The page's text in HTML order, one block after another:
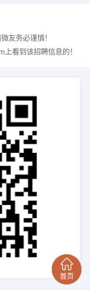
友务必谨慎！
上看到该招聘信息的！